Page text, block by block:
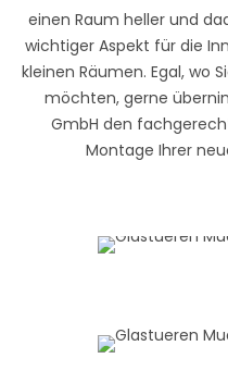
einen Raum heller und
wichtiger Aspekt für die
kleinen Räumen. Egal, wo
möchten, gerne
GmbH den
Montage Ihrer